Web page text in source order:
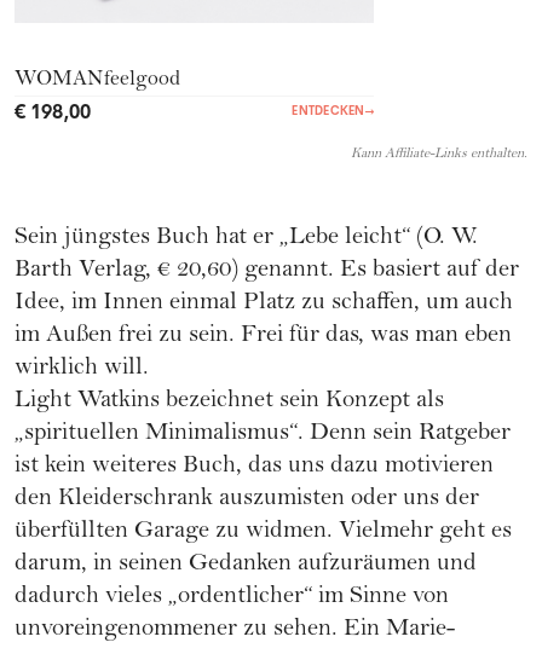
WOMANfeelgood
€ 198,00 ENTDECKEN→
Kann Affiliate-Links enthalten.
Sein jüngstes Buch hat er „Lebe leicht“ (O. W.
Barth Verlag, € 20,60) genannt. Es basiert auf der
Idee, im Innen einmal Platz zu schaffen, um auch
im Außen frei zu sein. Frei für das, was man eben
wirklich will.
Light Watkins bezeichnet sein Konzept als
„spirituellen Minimalismus“. Denn sein Ratgeber
ist kein weiteres Buch, das uns dazu motivieren
den Kleiderschrank auszumisten oder uns der
überfüllten Garage zu widmen. Vielmehr geht es
darum, in seinen Gedanken aufzuräumen und
dadurch vieles „ordentlicher“ im Sinne von
unvoreingenommener zu sehen. Ein Marie-